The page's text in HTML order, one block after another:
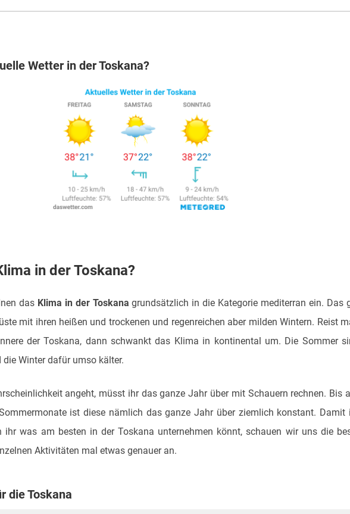
Wetter in der Toskana?
in der Toskana?
das Klima in der Toskana grundsätzlich in die Kategorie mediterran ein. Das
mit ihren heißen und trockenen und regenreichen aber milden Wintern. Reist
der Toskana, dann schwankt das Klima in kontinental um. Die Sommer
Winter dafür umso kälter.
angeht, müsst ihr das ganze Jahr über mit Schauern rechnen. Bis
ist diese nämlich das ganze Jahr über ziemlich konstant. Damit
ihr was am besten in der Toskana unternehmen könnt, schauen wir uns die
Aktivitäten mal etwas genauer an.
die Toskana